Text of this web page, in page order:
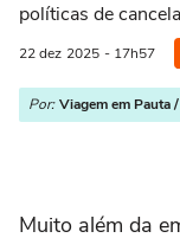
políticas de
22 dez 2025 - 17h57
Por: Viagem em Pauta
Muito além da